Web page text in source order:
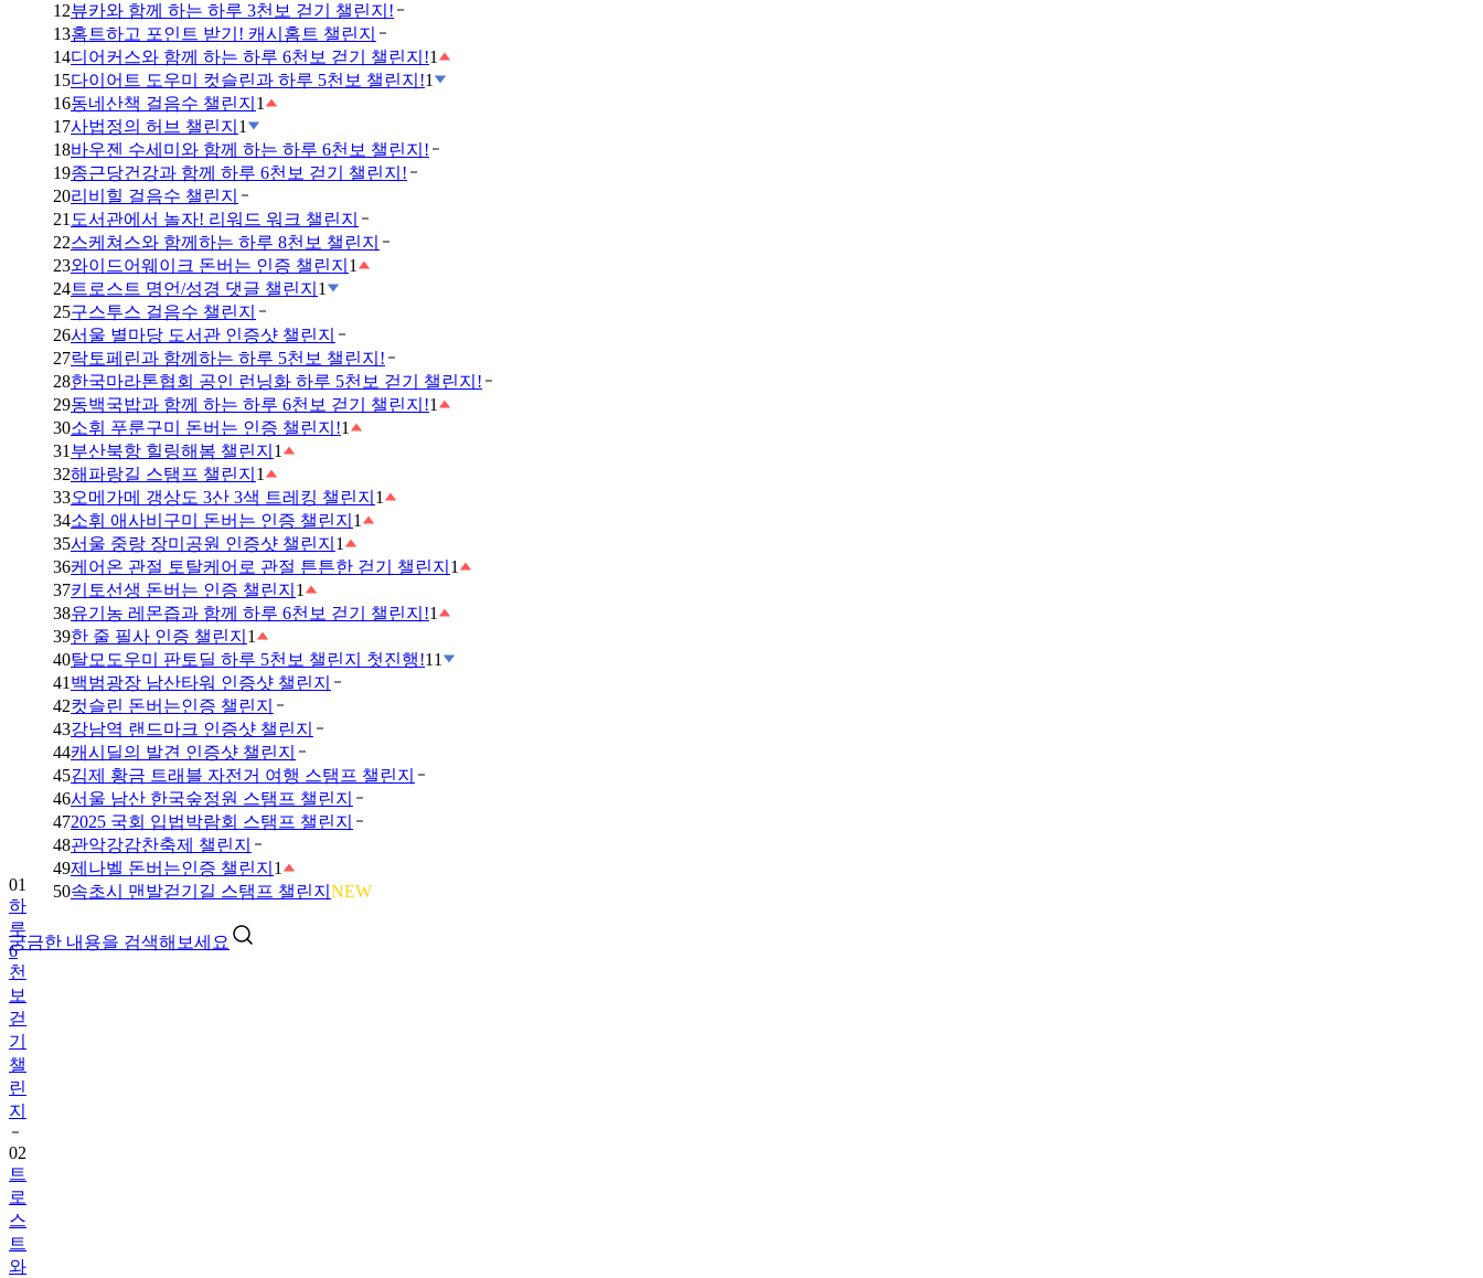
12뷰카와 함께 하는 하루 3천보 걷기 챌린지!
13홈트하고 포인트 받기! 캐시홈트 챌린지
14디어커스와 함께 하는 하루 6천보 걷기 챌린지!1
15다이어트 도우미 컷슬린과 하루 5천보 챌린지!1
16동네산책 걸음수 챌린지 1
17사법정의 허브 챌린지 1
18바우젠 수세미와 함께 하는 하루 6천보 챌린지!
19종근당건강과 함께 하루 6천보 걷기 챌린지!
20리비힐 걸음수 챌린지
21 도서관에서 놀자! 리워드 워크 챌린지
22스케쳐스와 함께하는 하루 8천보 챌린지
23와이드어웨이크 돈버는 인증 챌린지 1
24트로스트 명언/성경 댓글 챌린지 1
25구스투스 걸음수 챌린지
26서울 별마당 도서관 인증샷 챌린지
27락토페린과 함께하는 하루 5천보 챌린지!
28한국마라톤협회 공인 런닝화 하루 5천보 걷기 챌린지!
29동백국밥과 함께 하는 하루 6천보 걷기 챌린지!1
30소휘 푸룬구미 돈버는 인증 챌린지!1
31 부산북항 힐링해봄 챌린지 1
32해파랑길 스탬프 챌린지 1
33오메가메 갱상도 3산 3색 트레킹 챌린지 1
34소휘 애사비구미 돈버는 인증 챌린지 1
35서울 중랑 장미공원 인증샷 챌린지 1
36케어온 관절 토탈케어로 관절 튼튼한 걷기 챌린지 1
37키토선생 돈버는 인증 챌린지 1
38유기농 레몬즙과 함께 하루 6천보 걷기 챌린지!1
39한 줄 필사 인증 챌린지 1
40탈모도우미 판토딜 하루 5천보 챌린지 첫진행!11
41 백범광장 남산타워 인증샷 챌린지
42컷슬린 돈버는인증 챌린지
43강남역 랜드마크 인증샷 챌린지
44캐시딜의 발견 인증샷 챌린지
45김제 황금 트래블 자전거 여행 스탬프 챌린지
46서울 남산 한국숲정원 스탬프 챌린지
472025 국회 입법박람회 스탬프 챌린지
48관악강감찬축제 챌린지
49제나벨 돈버는인증 챌린지 1
50속초시 맨발걷기길 스탬프 챌린지 NEW
궁금한 내용을 검색해보세요
01
하
루
6
천
보
걷
기
챌
린
지
02
트
로
스
트
와